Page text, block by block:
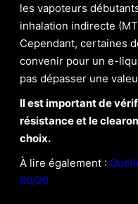
les vapoteurs
inhalation indirecte
Cependant, certaines
convenir pour un e-
pas dépasser une
Il est important de
résistance et le
choix.
À lire également :
80/20